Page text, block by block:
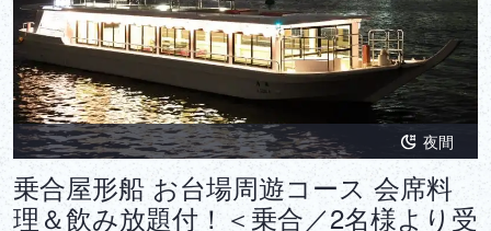
夜間
乗合屋形船 お台場周遊コース 会席料
理＆飲み放題付！＜乗合／2名様より受